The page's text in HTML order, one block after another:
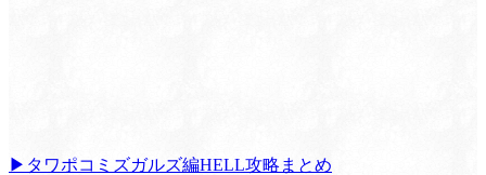
▶︎タワポコミズガルズ編HELL攻略まとめ